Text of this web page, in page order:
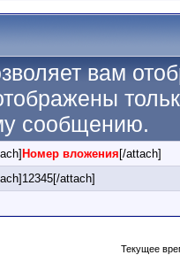
вам
сообщению.
Номер вложения [/attach]
attach]
Текущее